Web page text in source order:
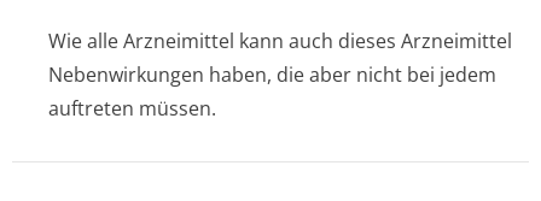
Wie alle Arzneimittel kann auch dieses Arzneimittel
Nebenwirkungen haben, die aber nicht bei jedem
auftreten müssen.